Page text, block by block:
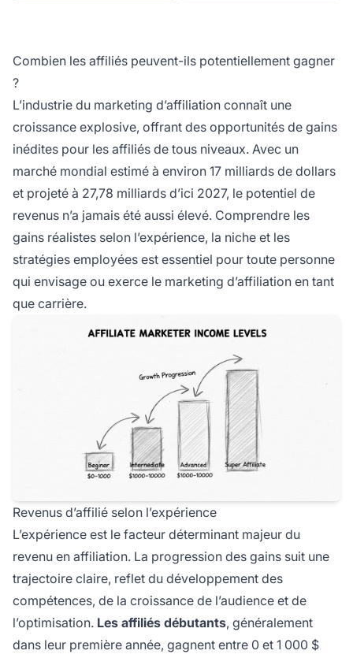
Combien les affiliés peuvent-ils potentiellement gagner
?
L’industrie du marketing d’affiliation connaît une
croissance explosive, offrant des opportunités de gains
inédites pour les affiliés de tous niveaux. Avec un
marché mondial estimé à environ 17 milliards de dollars
et projeté à 27,78 milliards d’ici 2027, le potentiel de
revenus n’a jamais été aussi élevé. Comprendre les
gains réalistes selon l’expérience, la niche et les
stratégies employées est essentiel pour toute personne
qui envisage ou exerce le marketing d’affiliation en tant
que carrière.
Revenus d’affilié selon l’expérience
L’expérience est le facteur déterminant majeur du
revenu en affiliation. La progression des gains suit une
trajectoire claire, reflet du développement des
compétences, de la croissance de l’audience et de
l’optimisation. Les affiliés débutants, généralement
dans leur première année, gagnent entre 0 et 1 000 $